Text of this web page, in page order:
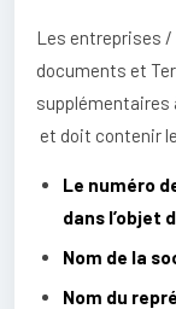
Les entreprises
documents et
supplémentaires
et doit contenir
Le numéro
dans l’objet
Nom de la
Nom du